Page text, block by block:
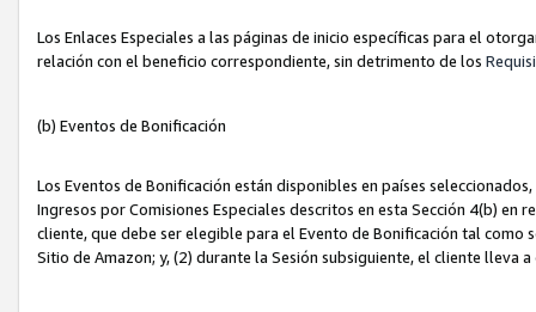
Los Enlaces Especiales a las páginas de inicio específicas para el
relación con el beneficio correspondiente, sin detrimento de los
(b) Eventos de Bonificación
Los Eventos de Bonificación están disponibles en países
Ingresos por Comisiones Especiales descritos en esta Sección 4(b) en
cliente, que debe ser elegible para el Evento de Bonificación tal como
Sitio de Amazon; y, (2) durante la Sesión subsiguiente, el cliente lleva